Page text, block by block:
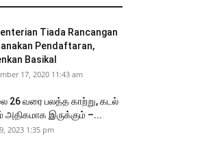
Tiada Rancangan
Pendaftaran,
Basikal
17, 2020 11:43 am
26 வரை பலத்த காற்று, கடல்
அதிகமாக இருக்கும் –...
2023 1:35 pm